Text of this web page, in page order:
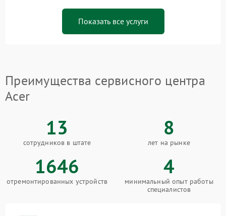
Показать все услуги
Преимущества сервисного центра
Acer
13
сотрудников в штате
8
лет на рынке
1646
отремонтированных устройств
4
минимальный опыт работы
специалистов